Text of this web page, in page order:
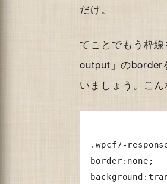
だけ。
てことでもう枠
output」のborder
いましょう。こん
.wpcf7-
border:none;